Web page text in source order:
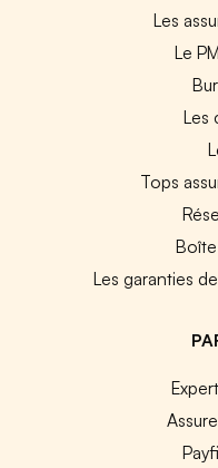
Les
Le
Les
Tops
Les garanties